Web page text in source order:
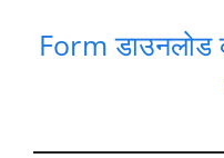
Form डाउनलोड